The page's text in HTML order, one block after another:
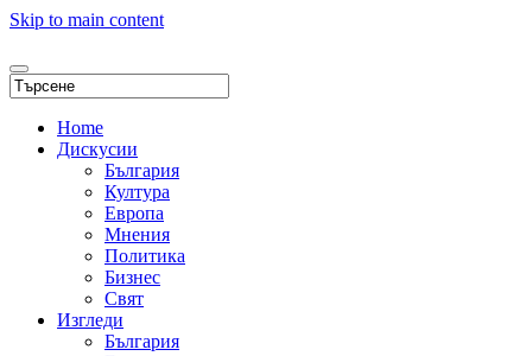
Skip to main content
Home
Дискусии
България
Култура
Европа
Мнения
Политика
Бизнес
Свят
Изгледи
България